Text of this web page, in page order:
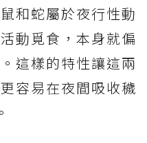
和蛇屬於夜行性動
動覓食，本身就偏
這樣的特性讓這兩
容易在夜間吸收穢